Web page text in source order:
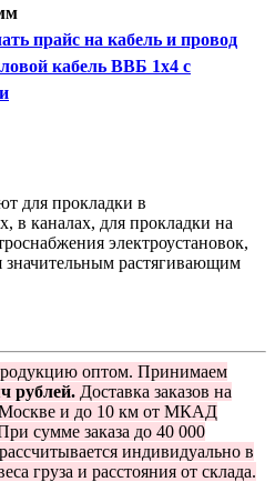
прайс на кабель и провод
кабель ВВБ 1х4 с
для прокладки в
каналах, для прокладки на
электроустановок,
значительным растягивающим
оптом. Принимаем
рублей. Доставка заказов на
и до 10 км от МКАД
сумме заказа до 40 000
индивидуально в
груза и расстояния от склада.